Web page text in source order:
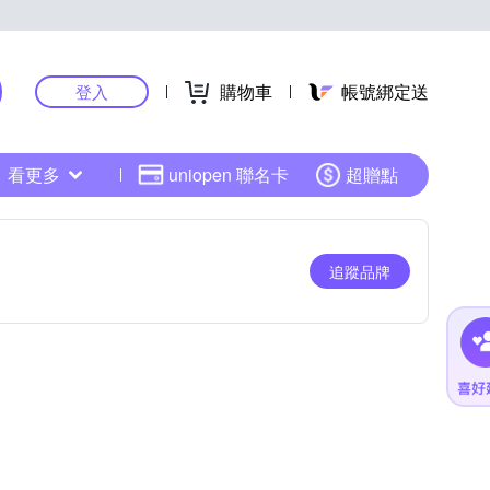
登入 購物車 帳號綁定送
看更多 uniopen 聯名卡 超贈點
追蹤品牌